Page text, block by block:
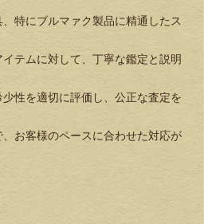
特にブルマァク製品に精通したス
テムに対して、丁寧な鑑定と説明
性を適切に評価し、公正な査定を
、お客様のペースに合わせた対応が